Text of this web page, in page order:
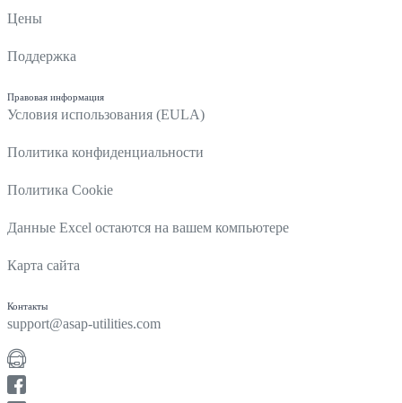
Цены
Поддержка
Правовая информация
Условия использования (EULA)
Политика конфиденциальности
Политика Cookie
Данные Excel остаются на вашем компьютере
Карта сайта
Контакты
support@asap-utilities.com